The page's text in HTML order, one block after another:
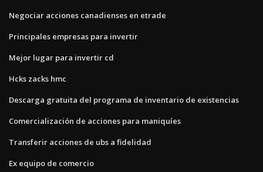
Negociar acciones canadienses en etrade
Principales empresas para invertir
Mejor lugar para invertir cd
Hcks zacks hmc
Descarga gratuita del programa de inventario de existencias
Comercialización de acciones para maniquíes
Transferir acciones de ubs a fidelidad
Ex equipo de comercio